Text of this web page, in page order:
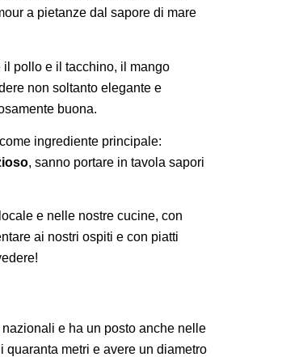
a pietanze dal sapore di mare
il pollo e il tacchino, il mango
non soltanto elegante e
buona.
ingrediente principale:
, sanno portare in tavola sapori
e nelle nostre cucine, con
ai nostri ospiti e con piatti
e ha un posto anche nelle
metri e avere un diametro